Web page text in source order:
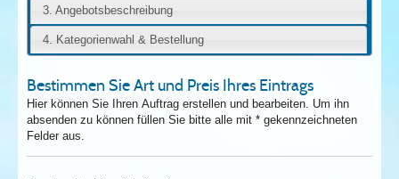
3. Angebotsbeschreibung
4. Kategorienwahl & Bestellung
Bestimmen Sie Art und Preis Ihres Eintrags
Hier können Sie Ihren Auftrag erstellen und bearbeiten. Um ihn
absenden zu können füllen Sie bitte alle mit * gekennzeichneten
Felder aus.